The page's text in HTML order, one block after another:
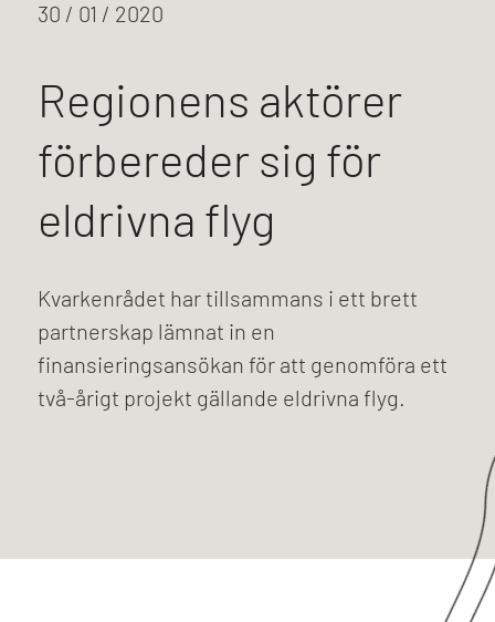
30 / 01 / 2020
Regionens aktörer
förbereder sig för
eldrivna flyg
Kvarkenrådet har tillsammans i ett brett
partnerskap lämnat in en
finansieringsansökan för att genomföra ett
två-årigt projekt gällande eldrivna flyg.